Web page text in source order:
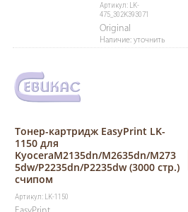
Артикул: LK-
475_302K393071
Original
Наличие: уточнить
Тонер-картридж EasyPrint LK-
1150 для
KyoceraM2135dn/M2635dn/M273
5dw/P2235dn/P2235dw (3000 стр.)
счипом
Артикул: LK-1150